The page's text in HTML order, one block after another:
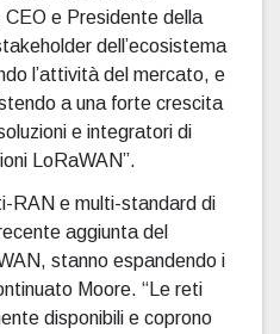
e Presidente della
dell’ecosistema
l’attività del mercato, e
a una forte crescita
e integratori di
LoRaWAN”.
RAN e multi-standard di
aggiunta del
stanno espandendo i
Moore. “Le reti
disponibili e coprono